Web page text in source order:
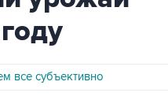
все субъективно